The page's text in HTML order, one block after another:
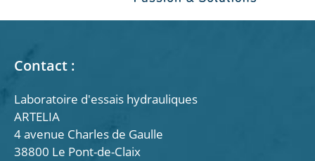
Contact :
Laboratoire d'essais hydrauliques
ARTELIA
4 avenue Charles de Gaulle
38800 Le Pont-de-Claix